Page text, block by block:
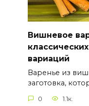
Вишневое
вариаций
Варенье из
заготовка,
0 1.1к.